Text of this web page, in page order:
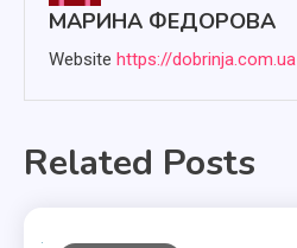
МАРИНА ФЕДОРОВА
Website https://dobrinja.com.ua
Related Posts